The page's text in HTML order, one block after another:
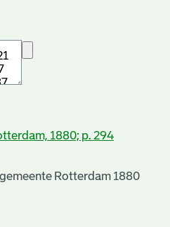
1880; p. 294
Rotterdam 1880